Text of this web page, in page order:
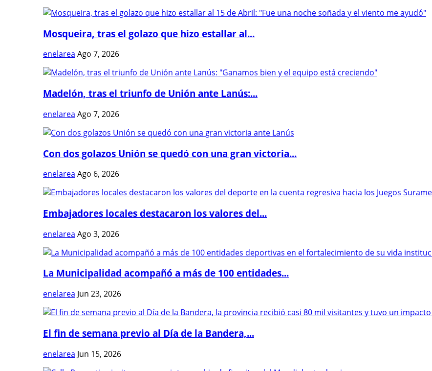
Mosqueira, tras el golazo que hizo estallar al...
enelarea Ago 7, 2026
Madelón, tras el triunfo de Unión ante Lanús:...
enelarea Ago 7, 2026
Con dos golazos Unión se quedó con una gran victoria...
enelarea Ago 6, 2026
Embajadores locales destacaron los valores del...
enelarea Ago 3, 2026
La Municipalidad acompañó a más de 100 entidades...
enelarea Jun 23, 2026
El fin de semana previo al Día de la Bandera,...
enelarea Jun 15, 2026